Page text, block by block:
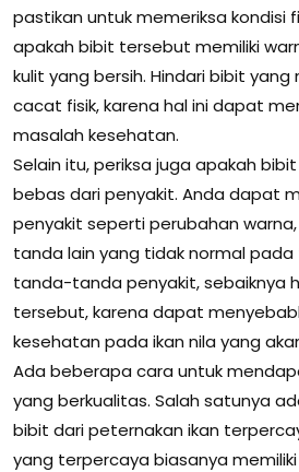
pastikan untuk memeriksa kondisi
apakah bibit tersebut memiliki
kulit yang bersih. Hindari bibit yang
cacat fisik, karena hal ini dapat
masalah kesehatan.
Selain itu, periksa juga apakah
bebas dari penyakit. Anda dapat
penyakit seperti perubahan
tanda lain yang tidak normal pada
tanda-tanda penyakit, sebaiknya
tersebut, karena dapat
kesehatan pada ikan nila yang
Ada beberapa cara untuk
yang berkualitas. Salah satunya
bibit dari peternakan ikan
yang terpercaya biasanya